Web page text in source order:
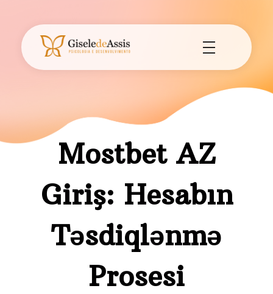
Mostbet AZ
Giriş: Hesabın
Təsdiqlənmə
Prosesi